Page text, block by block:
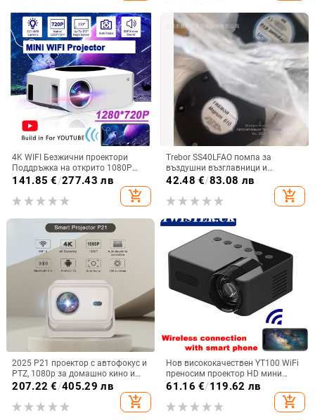
4K WIFI Безжични проектори
Поддръжка на открито 1080P
Мини проектори 360 Домашно
кино Кино HDMI Smart Tv За IOS
XIAOMI SAMSUNG
141.85 €/277.43 лв
add_shopping_cart
Trebor SS40LFAO помпа за
въздушни възглавници и
проектор с интелигентна
42.48 €/83.08 лв
add_shopping_cart
2025 P21 проектор с автофокус и
PTZ, 1080p за домашно кино и
офис
207.22 €/405.29 лв
add_shopping_cart
Нов висококачествен YT100 WiFi
преносим проектор HD мини
видео проектор Домашно видео
Интелигентни проектори За
телефони Лаптопи Компютри
61.16 €/119.62 лв
add_shopping_cart